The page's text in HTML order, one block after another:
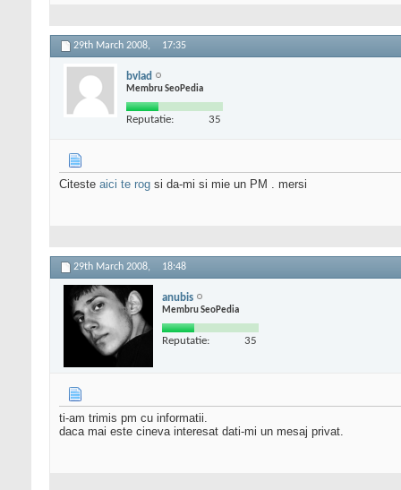
29th March 2008, 17:35
bvlad
Membru SeoPedia
Reputatie: 35
Citeste aici te rog si da-mi si mie un PM . mersi
29th March 2008, 18:48
anubis
Membru SeoPedia
Reputatie: 35
ti-am trimis pm cu informatii.
daca mai este cineva interesat dati-mi un mesaj privat.